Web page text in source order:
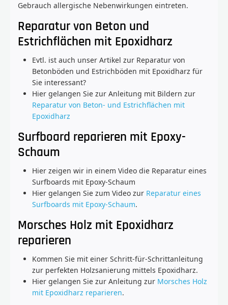
Gebrauch allergische Nebenwirkungen eintreten.
Reparatur von Beton und
Estrichflächen mit Epoxidharz
Evtl. ist auch unser Artikel zur Reparatur von
Betonböden und Estrichböden mit Epoxidharz für
Sie interessant?
Hier gelangen Sie zur Anleitung mit Bildern zur
Reparatur von Beton- und Estrichflächen mit
Epoxidharz
Surfboard reparieren mit Epoxy-
Schaum
Hier zeigen wir in einem Video die Reparatur eines
Surfboards mit Epoxy-Schaum
Hier gelangen Sie zum Video zur Reparatur eines
Surfboards mit Epoxy-Schaum.
Morsches Holz mit Epoxidharz
reparieren
Kommen Sie mit einer Schritt-für-Schrittanleitung
zur perfekten Holzsanierung mittels Epoxidharz.
Hier gelangen Sie zur Anleitung zur Morsches Holz
mit Epoxidharz reparieren.